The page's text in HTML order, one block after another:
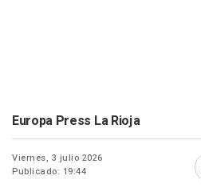
Europa Press La Rioja
Viernes, 3 julio 2026
Publicado: 19:44